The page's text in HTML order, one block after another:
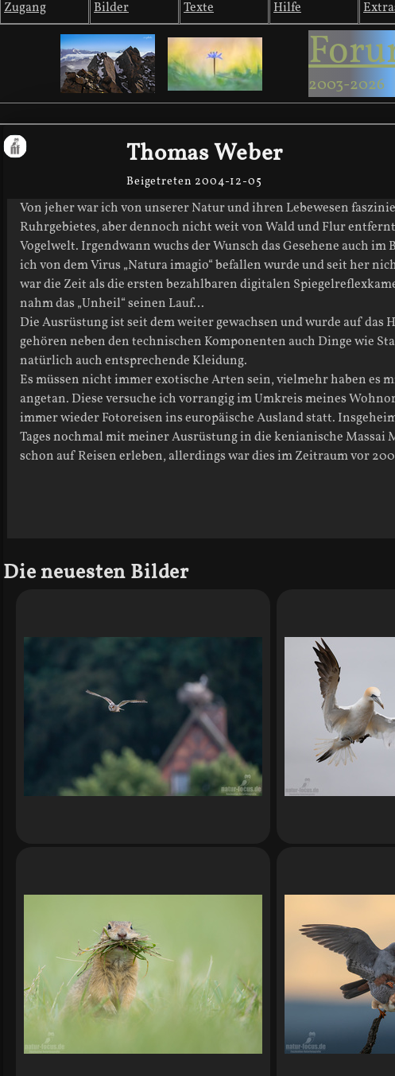
Zugang Bilder Texte Hilfe
2003-2026
Thomas Weber
Beigetreten 2004-12-05
Von jeher war ich von unserer Natur und ihren Lebewesen
Ruhrgebietes, aber dennoch nicht weit von Wald und Flur
Vogelwelt. Irgendwann wuchs der Wunsch das Gesehene auch
ich von dem Virus „Natura imagio“ befallen wurde und seit her
war die Zeit als die ersten bezahlbaren digitalen
nahm das „Unheil“ seinen Lauf…
Die Ausrüstung ist seit dem weiter gewachsen und wurde auf
gehören neben den technischen Komponenten auch Dinge wie
natürlich auch entsprechende Kleidung.
Es müssen nicht immer exotische Arten sein, vielmehr haben es
angetan. Diese versuche ich vorrangig im Umkreis meines
immer wieder Fotoreisen ins europäische Ausland statt.
Tages nochmal mit meiner Ausrüstung in die kenianische Massai
schon auf Reisen erleben, allerdings war dies im Zeitraum vor
Die neuesten Bilder